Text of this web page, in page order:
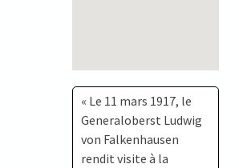
« Le 11 mars 1917, le
Generaloberst Ludwig
von Falkenhausen
rendit visite à la